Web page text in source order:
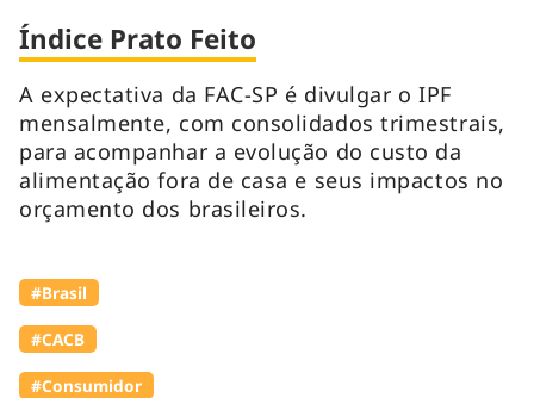
Índice Prato Feito
A expectativa da FAC-SP é divulgar o IPF
mensalmente, com consolidados trimestrais,
para acompanhar a evolução do custo da
alimentação fora de casa e seus impactos no
orçamento dos brasileiros.
#Brasil
#⁠CACB
#Consumidor